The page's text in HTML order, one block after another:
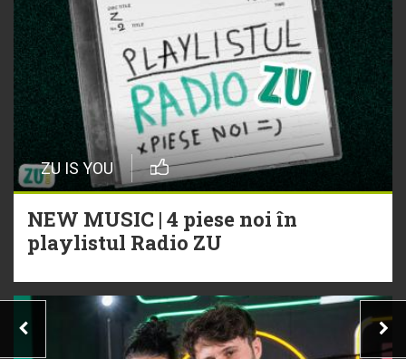
ZU IS YOU
NEW MUSIC | 4 piese noi în
playlistul Radio ZU